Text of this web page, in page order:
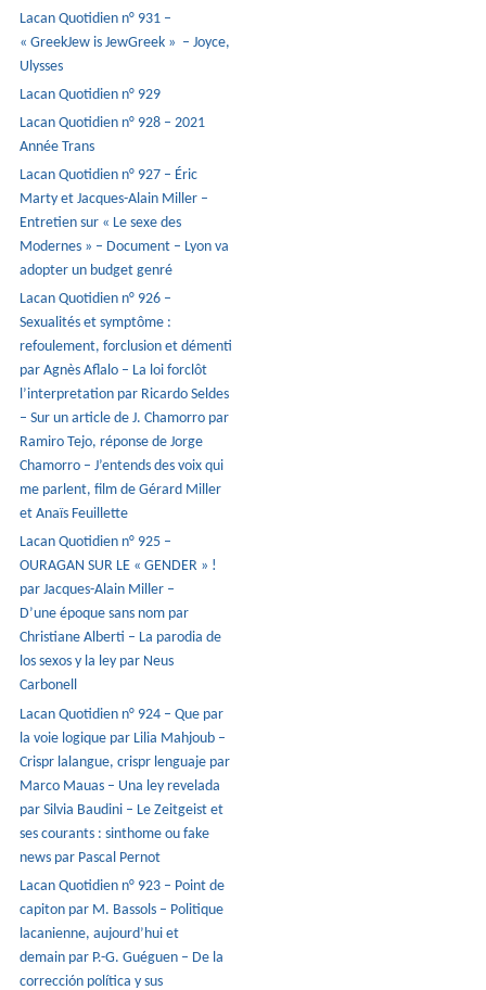
Lacan Quotidien n° 931 –
« GreekJew is JewGreek » – Joyce,
Ulysses
Lacan Quotidien n° 929
Lacan Quotidien n° 928 – 2021
Année Trans
Lacan Quotidien n° 927 – Éric
Marty et Jacques-Alain Miller –
Entretien sur « Le sexe des
Modernes » – Document – Lyon va
adopter un budget genré
Lacan Quotidien n° 926 –
Sexualités et symptôme :
refoulement, forclusion et démenti
par Agnès Aflalo – La loi forclôt
l’interpretation par Ricardo Seldes
– Sur un article de J. Chamorro par
Ramiro Tejo, réponse de Jorge
Chamorro – J’entends des voix qui
me parlent, film de Gérard Miller
et Anaïs Feuillette
Lacan Quotidien n° 925 –
OURAGAN SUR LE « GENDER » !
par Jacques-Alain Miller –
D’une époque sans nom par
Christiane Alberti – La parodia de
los sexos y la ley par Neus
Carbonell
Lacan Quotidien n° 924 – Que par
la voie logique par Lilia Mahjoub –
Crispr lalangue, crispr lenguaje par
Marco Mauas – Una ley revelada
par Silvia Baudini – Le Zeitgeist et
ses courants : sinthome ou fake
news par Pascal Pernot
Lacan Quotidien n° 923 – Point de
capiton par M. Bassols – Politique
lacanienne, aujourd’hui et
demain par P.-G. Guéguen – De la
corrección política y sus